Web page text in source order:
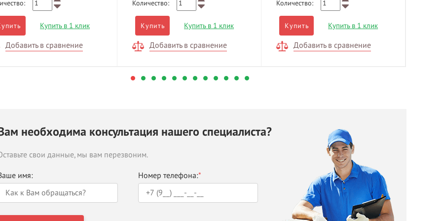
Купить в 1 клик
Добавить в сравнение
Количество:
Купить Купить в 1 клик
Добавить в сравнение
Количество:
Купить Купить в 1 клик
Добавить в сравнение
необходима консультация нашего специалиста?
свои данные, мы вам перезвоним.
имя: Номер телефона:*